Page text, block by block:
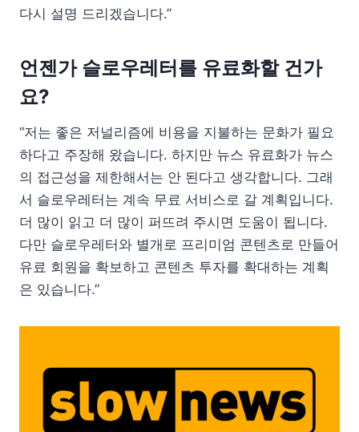
다시 설명 드리겠습니다.”
언젠가 슬로우레터를 유료화할 건가
요?
“저는 좋은 저널리즘에 비용을 지불하는 문화가 필요
하다고 주장해 왔습니다. 하지만 뉴스 유료화가 뉴스
의 접근성을 제한해서는 안 된다고 생각합니다. 그래
서 슬로우레터는 계속 무료 서비스로 갈 계획입니다.
더 많이 읽고 더 많이 퍼뜨려 주시면 도움이 됩니다.
다만 슬로우레터와 별개로 프리미엄 콘텐츠로 만들어
유료 회원을 확보하고 콘텐츠 투자를 확대하는 계획
은 있습니다.”